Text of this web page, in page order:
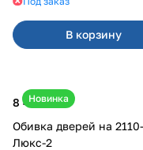
В корзину
Новинка
8 400 ₽
Обивка дверей на 2110-2112
Люкс-2